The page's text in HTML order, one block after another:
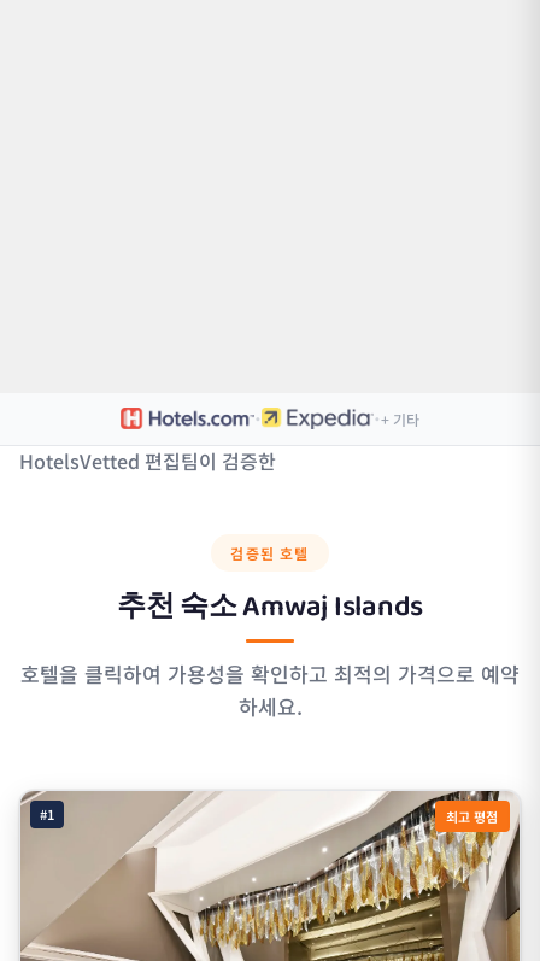
· ·+ 기타
HotelsVetted 편집팀이 검증한
검증된 호텔
추천 숙소Amwaj Islands
호텔을 클릭하여 가용성을 확인하고 최적의 가격으로 예약
하세요.
#1 최고 평점